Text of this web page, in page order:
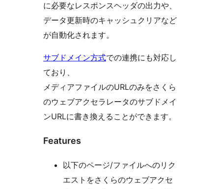
に必要なレスポンスヘッダの出力や、
データ更新時のキャッシュクリアなど
が自動化されます。
サブドメイン方式での連携にも対応し
ており、
メディアファイルのURLのみをさくら
のウェブアクセラレータのサブドメイ
ンURLに書き換えることができます。
Features
以下のページ/ファイルへのリク
エストをさくらのウェブアクセ